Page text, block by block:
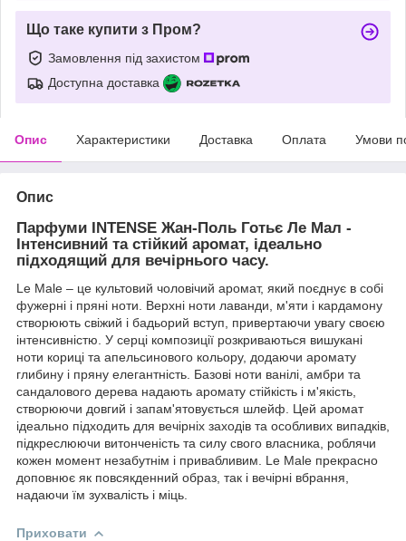
Що таке купити з Пром?
Замовлення під захистом
Доступна доставка
Опис Характеристики Доставка Оплата Умови
Опис
Парфуми INTENSE Жан-Поль Готьє Ле Мал -
Інтенсивний та стійкий аромат, ідеально
підходящий для вечірнього часу.
Le Male – це культовий чоловічий аромат, який поєднує в собі
фужерні і пряні ноти. Верхні ноти лаванди, м'яти і кардамону
створюють свіжий і бадьорий вступ, привертаючи увагу своєю
інтенсивністю. У серці композиції розкриваються вишукані
ноти кориці та апельсинового кольору, додаючи аромату
глибину і пряну елегантність. Базові ноти ванілі, амбри та
сандалового дерева надають аромату стійкість і м'якість,
створюючи довгий і запам'ятовується шлейф. Цей аромат
ідеально підходить для вечірніх заходів та особливих випадків,
підкреслюючи витонченість та силу свого власника, роблячи
кожен момент незабутнім і привабливим. Le Male прекрасно
доповнює як повсякденний образ, так і вечірні вбрання,
надаючи їм зухвалість і міць.
Приховати